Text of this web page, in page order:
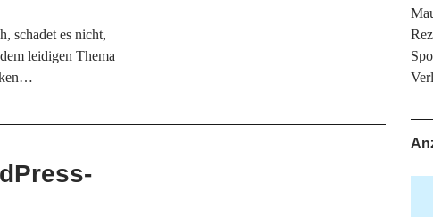
schadet es nicht,
leidigen Thema